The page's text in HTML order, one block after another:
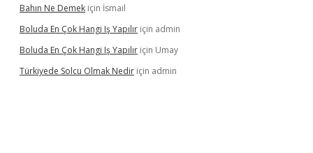
Bahın Ne Demek için İsmail
Boluda En Çok Hangi Iş Yapılır için admin
Boluda En Çok Hangi Iş Yapılır için Umay
Türkiyede Solcu Olmak Nedir için admin